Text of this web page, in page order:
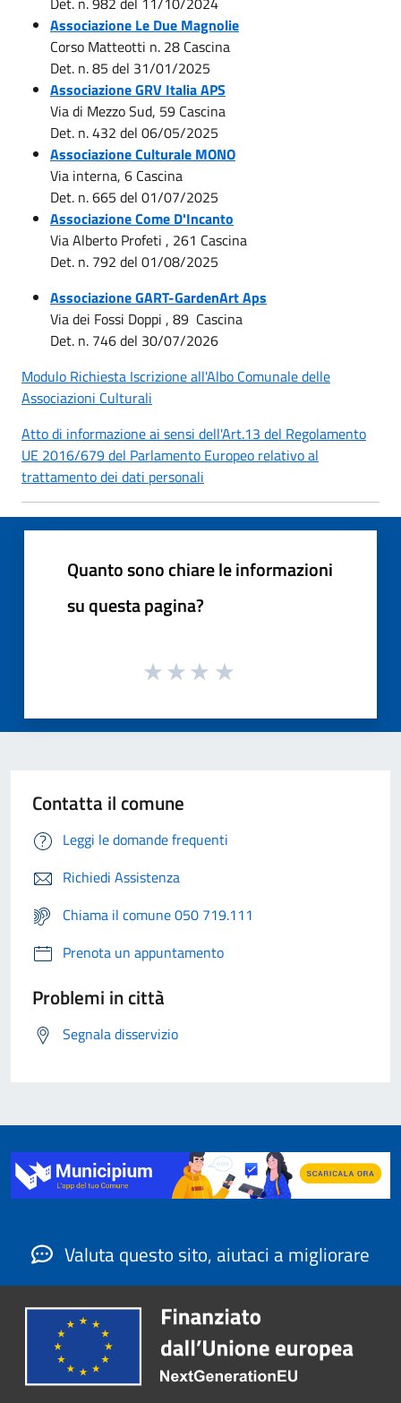
Associazione Le Due Magnolie
Corso Matteotti n. 28 Cascina
Det. n. 85 del 31/01/2025
Associazione GRV Italia APS
Via di Mezzo Sud, 59 Cascina
Det. n. 432 del 06/05/2025
Associazione Culturale MONO
Via interna, 6 Cascina
Det. n. 665 del 01/07/2025
Associazione Come D'Incanto
Via Alberto Profeti , 261 Cascina
Det. n. 792 del 01/08/2025
Associazione GART-GardenArt Aps
Via dei Fossi Doppi , 89 Cascina
Det. n. 746 del 30/07/2026
Modulo Richiesta Iscrizione all'Albo Comunale delle
Associazioni Culturali
Atto di informazione ai sensi dell'Art.13 del Regolamento
UE 2016/679 del Parlamento Europeo relativo al
trattamento dei dati personali
Quanto sono chiare le informazioni
su questa pagina?
Contatta il comune
Leggi le domande frequenti
Richiedi Assistenza
Chiama il comune 050 719.111
Prenota un appuntamento
Problemi in città
Segnala disservizio
Valuta questo sito, aiutaci a migliorare